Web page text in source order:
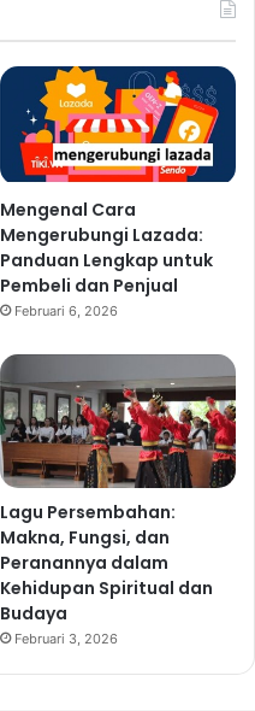
Mengenal Cara
Mengerubungi Lazada:
Panduan Lengkap untuk
Pembeli dan Penjual
Februari 6, 2026
Lagu Persembahan:
Makna, Fungsi, dan
Peranannya dalam
Kehidupan Spiritual dan
Budaya
Februari 3, 2026